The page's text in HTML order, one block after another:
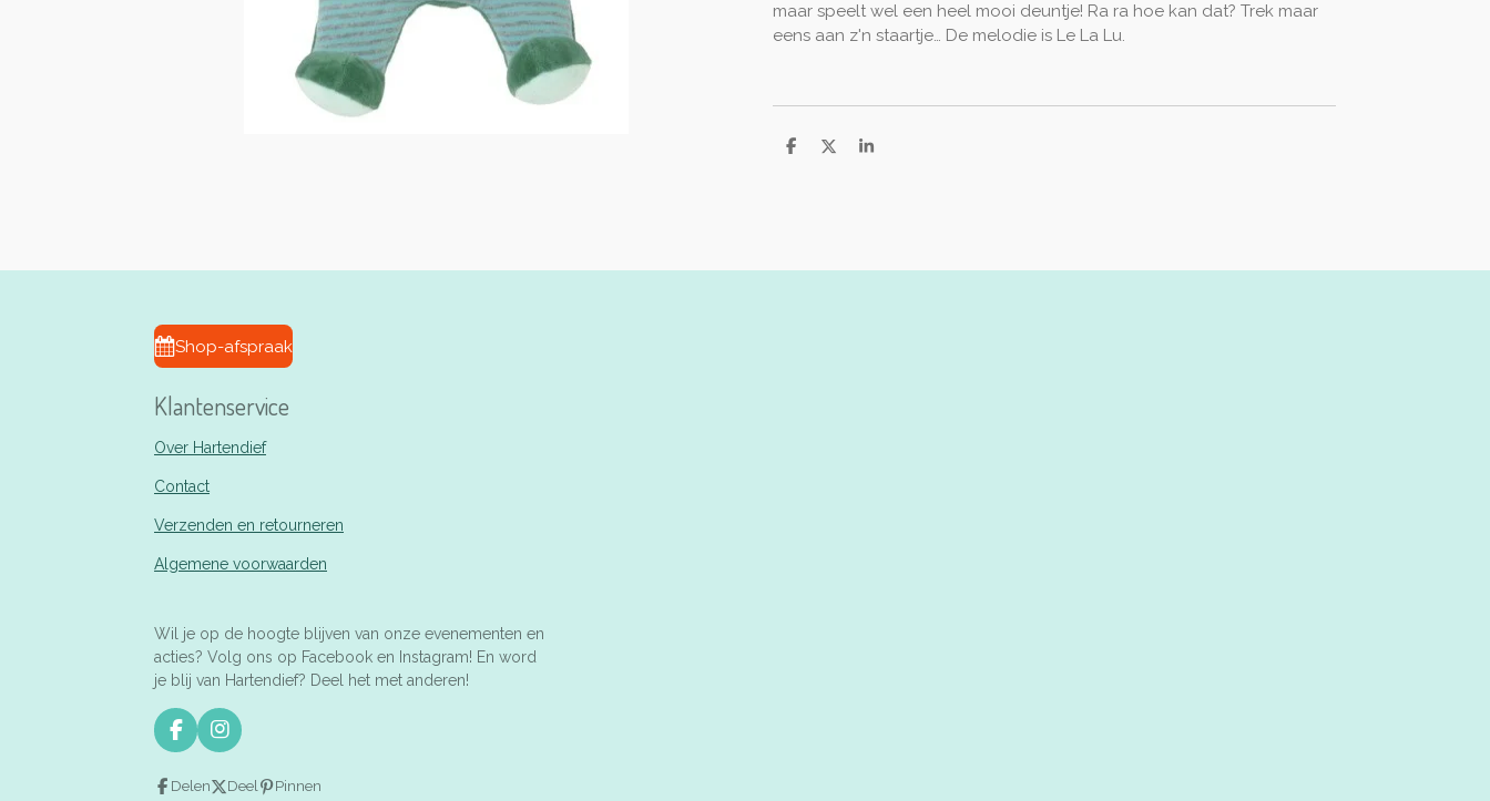
maar speelt wel een heel mooi deuntje! Ra ra hoe kan dat? Trek maar
eens aan z'n staartje… De melodie is Le La Lu.
D
D
S
Shop-afspraak
Klantenservice
Over Hartendief
Contact
Verzenden en retourneren
Algemene voorwaarden
Wil je op de hoogte blijven van onze evenementen en
acties? Volg ons op Facebook en Instagram! En word
je blij van Hartendief? Deel het met anderen!
F
a
c
I
n
s
Delen Deel Pinnen